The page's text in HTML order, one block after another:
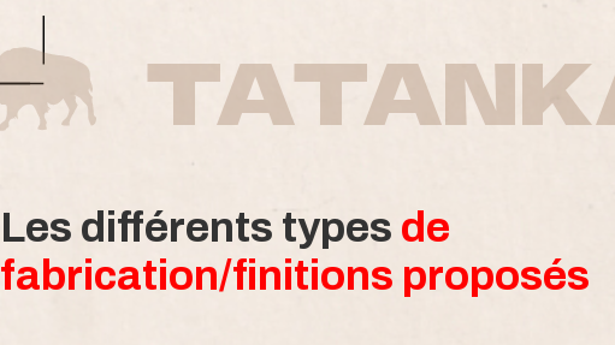
Les différents types de
fabrication/finitions proposés